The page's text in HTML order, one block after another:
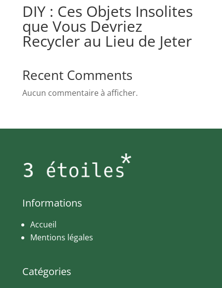
DIY : Ces Objets Insolites
que Vous Devriez
Recycler au Lieu de Jeter
Recent Comments
Aucun commentaire à afficher.
Informations
Accueil
Mentions légales
Catégories